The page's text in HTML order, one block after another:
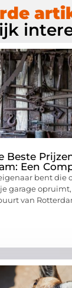
Beste
Een
bent die
garage
van